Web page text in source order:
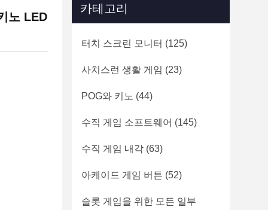
노 LED
카테고리
터치 스크린 모니터 (125)
사치스런 생활 게임 (23)
POG와 키노 (44)
수직 게임 소프트웨어 (145)
수직 게임 내각 (63)
아케이드 게임 버튼 (52)
슬롯 게임을 위한 모든 일부